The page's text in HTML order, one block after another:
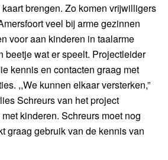
brengen. Zo komen vrijwilligers
veel bij arme gezinnen
voor aan kinderen in taalarme
beetje wat er speelt. Projectleider
kennis en contacten graag met
,,We kunnen elkaar versterken,”
Schreurs van het project
kinderen. Schreurs moet nog
graag gebruik van de kennis van